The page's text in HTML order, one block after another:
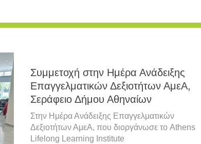
Συμμετοχή στην Ημέρα Ανάδειξης
Επαγγελματικών Δεξιοτήτων ΑμεΑ,
Σεράφειο Δήμου Αθηναίων
Στην Ημέρα Ανάδειξης Επαγγελματικών
Δεξιοτήτων ΑμεΑ, που διοργάνωσε το Athens
Lifelong Learning Institute